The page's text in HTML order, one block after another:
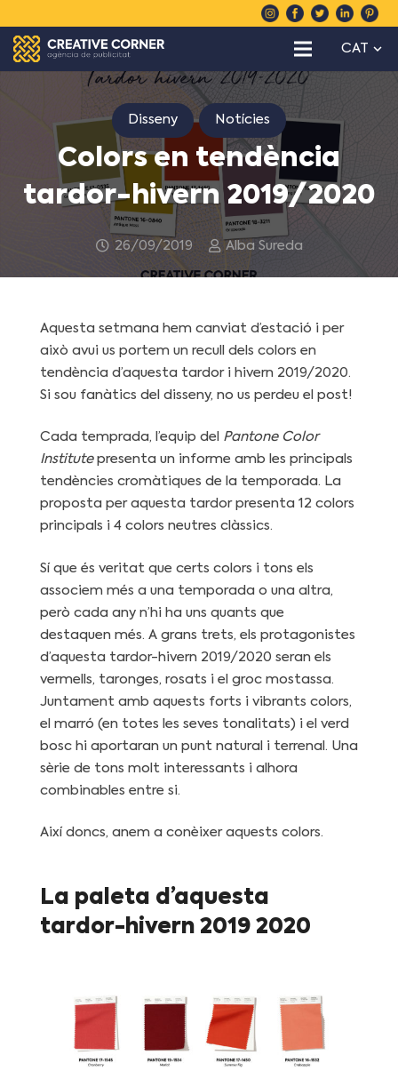
CAT
Disseny Notícies
Colors en tendència
tardor-hivern 2019/2020
26/09/2019 Alba Sureda
Aquesta setmana hem canviat d’estació i per
això avui us portem un recull dels colors en
tendència d’aquesta tardor i hivern 2019/2020.
Si sou fanàtics del disseny, no us perdeu el post!
Cada temprada, l’equip del Pantone Color
Institutepresenta un informe amb les principals
tendències cromàtiques de la temporada. La
proposta per aquesta tardor presenta 12 colors
principals i 4 colors neutres clàssics.
Sí que és veritat que certs colors i tons els
associem més a una temporada o una altra,
però cada any n’hi ha uns quants que
destaquen més. A grans trets, els protagonistes
d’aquesta tardor-hivern 2019/2020 seran els
vermells, taronges, rosats i el groc mostassa.
Juntament amb aquests forts i vibrants colors,
el marró (en totes les seves tonalitats) i el verd
bosc hi aportaran un punt natural i terrenal. Una
sèrie de tons molt interessants i alhora
combinables entre si.
Així doncs, anem a conèixer aquests colors.
La paleta d’aquesta
tardor-hivern 2019 2020